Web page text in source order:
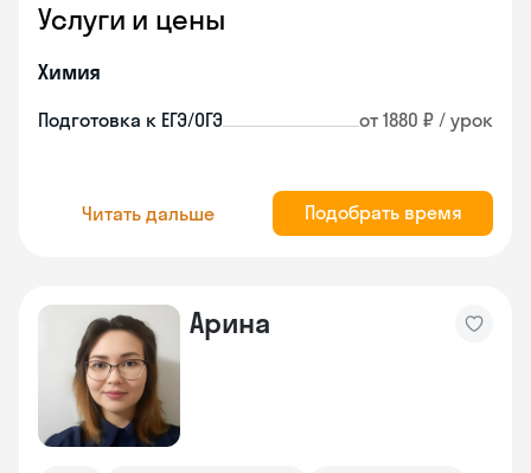
Услуги и цены
Химия
Подготовка к ЕГЭ/ОГЭ от 1880 ₽ / урок
Читать дальше Подобрать время
Арина